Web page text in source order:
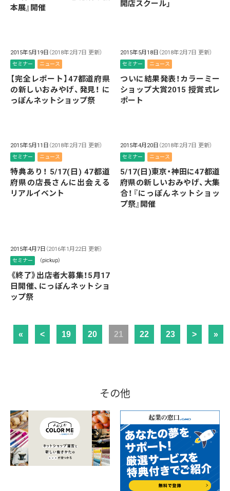
本展』開催
開店スクール」
2015年5月19日 （2018年2月7日 更新）
セミナー ニュース
【完全レポート】47都道府県
の新しいおみやげ、発見！ に
っぽんネットショップ祭
2015年5月18日 （2018年2月7日 更新）
セミナー ニュース
ついに結果発表！カラーミー
ショップ大賞2015 授賞式レ
ポート
2015年5月11日 （2018年2月7日 更新）
セミナー ニュース
特典あり！ 5/17(日) 47都道
府県の店長さんに出会える
リアルイベント
2015年4月20日 （2018年2月7日 更新）
セミナー ニュース
5/17(日)東京・神田に47都道
府県の新しいおみやげ、大集
合！『にっぽんネットショッ
プ祭』開催
2015年4月7日 （2016年1月22日 更新）
セミナー （pickup）
《終了》出店者大募集！5月17
日開催、にっぽんネットショ
ップ祭
« < 19 20 21 22 23 > »
その他